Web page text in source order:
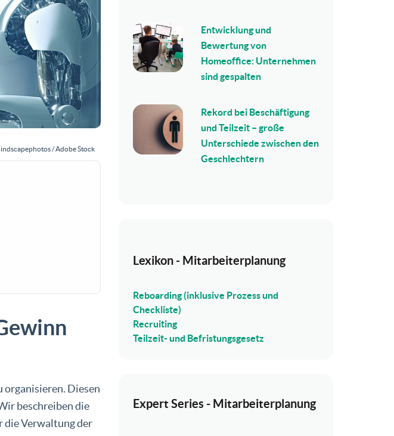
/ Adobe Stock
organisieren. Diesen
beschreiben die
die Verwaltung der
Entwicklung und
Bewertung von
Homeoffice: Unternehmen
sind gespalten
Rekord bei Beschäftigung
und Teilzeit – große
Unterschiede zwischen den
Geschlechtern
Lexikon - Mitarbeiterplanung
Reboarding (inklusive Prozess und
Checkliste)
Recruiting
Teilzeit- und Befristungsgesetz
Expert Series - Mitarbeiterplanung